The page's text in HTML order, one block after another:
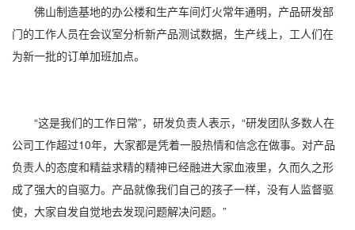
佛山制造基地的办公楼和生产车间灯火常年通明，产品研发部
门的工作人员在会议室分析新产品测试数据，生产线上，工人们在
为新一批的订单加班加点。
“这是我们的工作日常”，研发负责人表示，“研发团队多数人在
公司工作超过10年，大家都是凭着一股热情和信念在做事。对产品
负责人的态度和精益求精的精神已经融进大家血液里，久而久之形
成了强大的自驱力。产品就像我们自己的孩子一样，没有人监督驱
使，大家自发自觉地去发现问题解决问题。”